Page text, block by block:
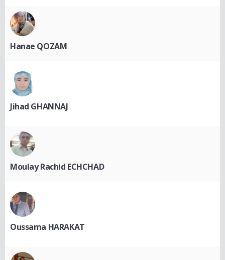
Hanae QOZAM
Jihad GHANNAJ
Moulay Rachid ECHCHAD
Oussama HARAKAT